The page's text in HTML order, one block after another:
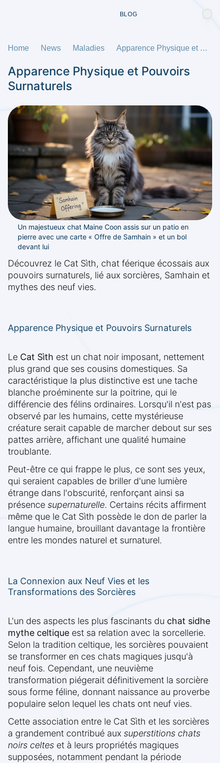
BLOG
Home News Maladies Apparence Physique et Pouvoirs Surnaturels
Apparence Physique et Pouvoirs
Surnaturels
Un majestueux chat Maine Coon assis sur un patio en
pierre avec une carte « Offre de Samhain » et un bol
devant lui
Découvrez le Cat Sìth, chat féerique écossais aux
pouvoirs surnaturels, lié aux sorcières, Samhain et
mythes des neuf vies.
Apparence Physique et Pouvoirs Surnaturels
Le Cat Sìth est un chat noir imposant, nettement
plus grand que ses cousins domestiques. Sa
caractéristique la plus distinctive est une tache
blanche proéminente sur la poitrine, qui le
différencie des félins ordinaires. Lorsqu'il n'est pas
observé par les humains, cette mystérieuse
créature serait capable de marcher debout sur ses
pattes arrière, affichant une qualité humaine
troublante.
Peut-être ce qui frappe le plus, ce sont ses yeux,
qui seraient capables de briller d'une lumière
étrange dans l'obscurité, renforçant ainsi sa
présence supernaturelle. Certains récits affirment
même que le Cat Sìth possède le don de parler la
langue humaine, brouillant davantage la frontière
entre les mondes naturel et surnaturel.
La Connexion aux Neuf Vies et les
Transformations des Sorcières
L'un des aspects les plus fascinants du chat sidhe
mythe celtique est sa relation avec la sorcellerie.
Selon la tradition celtique, les sorcières pouvaient
se transformer en ces chats magiques jusqu'à
neuf fois. Cependant, une neuvième
transformation piégerait définitivement la sorcière
sous forme féline, donnant naissance au proverbe
populaire selon lequel les chats ont neuf vies.
Cette association entre le Cat Sìth et les sorcières
a grandement contribué aux superstitions chats
noirs celtes et à leurs propriétés magiques
supposées, notamment pendant la période